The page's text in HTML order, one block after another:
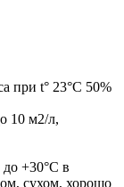
при t° 23°С 50%
10 м2/л,
до +30°С в
сухом, хорошо